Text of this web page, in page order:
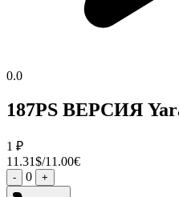
0.0
187PS ВЕРСИЯ
1 ₽
11.31$/11.00€
- 0 +